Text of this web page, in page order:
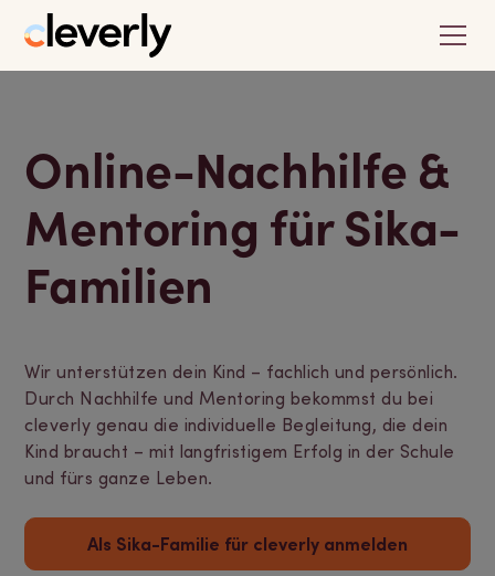
Online-Nachhilfe &
Mentoring für Sika-
Familien
Wir unterstützen dein Kind – fachlich und persönlich.
Durch Nachhilfe und Mentoring bekommst du bei
cleverly genau die individuelle Begleitung, die dein
Kind braucht – mit langfristigem Erfolg in der Schule
und fürs ganze Leben.
Als Sika-Familie für cleverly anmelden